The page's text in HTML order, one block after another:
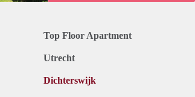
Top Floor Apartment
Utrecht
Dichterswijk